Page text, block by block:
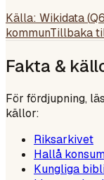
Källa: Wikidata (
kommunTillbaka
Fakta &
För fördjupning,
källor:
Riksarkivet
Hallå
Kungliga